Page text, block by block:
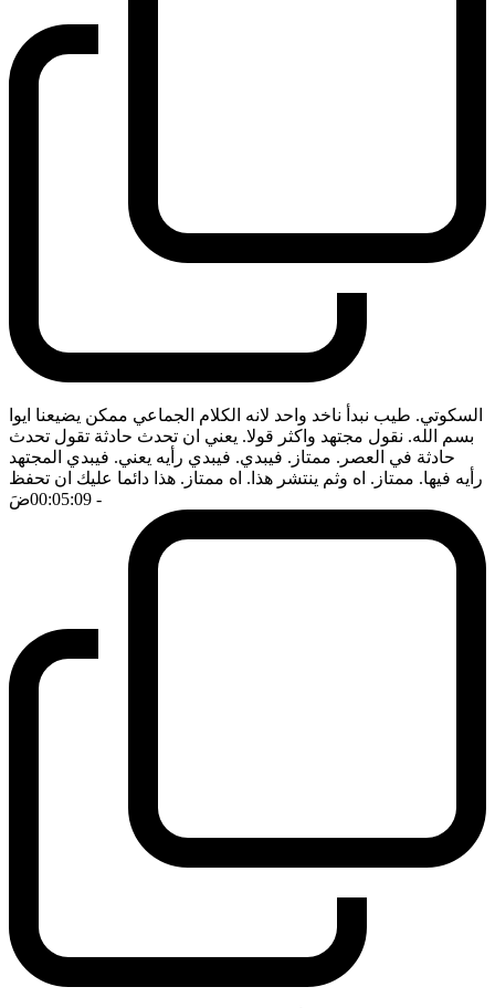
السكوتي. طيب نبدأ ناخد واحد لانه الكلام الجماعي ممكن يضيعنا ايوا
بسم الله. نقول مجتهد واكثر قولا. يعني ان تحدث حادثة تقول تحدث
حادثة في العصر. ممتاز. فيبدي. فيبدي رأيه يعني. فيبدي المجتهد
رأيه فيها. ممتاز. اه وثم ينتشر هذا. اه ممتاز. هذا دائما عليك ان تحفظ
- 00:05:09
ضَ